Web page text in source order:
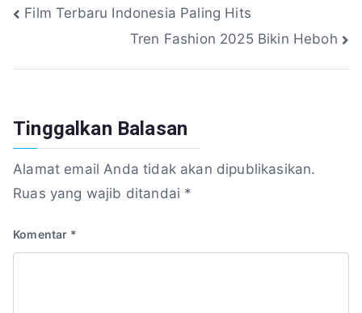
Navigasi
Film Terbaru Indonesia Paling Hits
Tren Fashion 2025 Bikin Heboh
Tinggalkan Balasan
Alamat email Anda tidak akan dipublikasikan.
Ruas yang wajib ditandai *
Komentar *